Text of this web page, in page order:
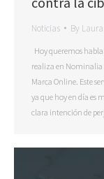
Noticias By
Hoy queremos
realiza en Nominalia
Marca Online. Este
ya que hoy en día es
clara intención de